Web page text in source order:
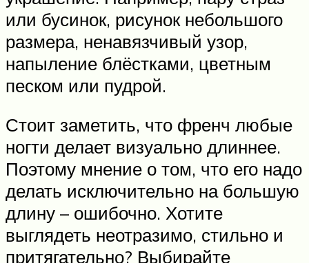
или бусинок, рисунок небольшого
размера, ненавязчивый узор,
напыление блёстками, цветным
песком или пудрой.
Стоит заметить, что френч любые
ногти делает визуально длиннее.
Поэтому мнение о том, что его надо
делать исключительно на большую
длину – ошибочно. Хотите
выглядеть неотразимо, стильно и
притягательно? Выбирайте